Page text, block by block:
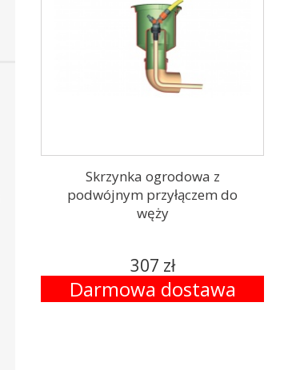
Skrzynka ogrodowa z
podwójnym przyłączem do
węży
307 zł
Darmowa dostawa